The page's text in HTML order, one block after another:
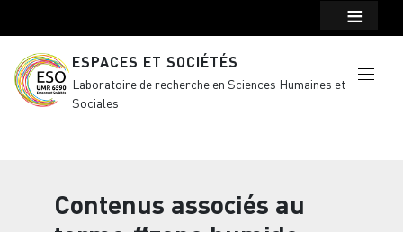
ESPACES ET SOCIÉTÉS
Laboratoire de recherche en Sciences Humaines et
Sociales
Contenus associés au